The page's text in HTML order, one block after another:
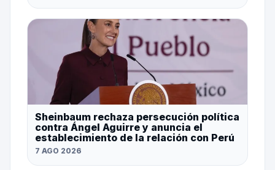
Sheinbaum rechaza persecución política
contra Ángel Aguirre y anuncia el
establecimiento de la relación con Perú
7 AGO 2026